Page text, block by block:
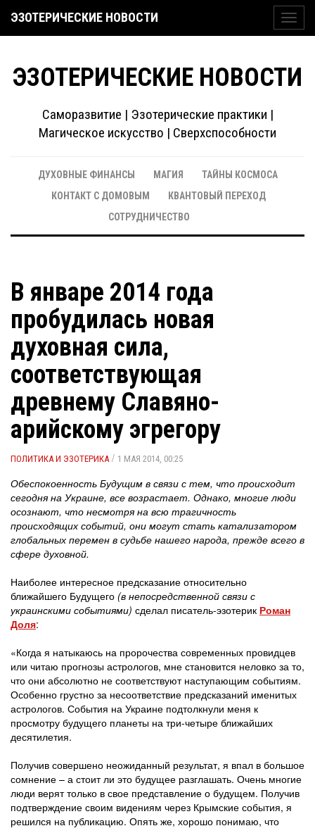
ЭЗОТЕРИЧЕСКИЕ НОВОСТИ
ЭЗОТЕРИЧЕСКИЕ НОВОСТИ
Саморазвитие | Эзотерические практики |
Магическое искусство | Сверхспособности
ДУХОВНЫЕ ФИНАНСЫ МАГИЯ
ТАЙНЫ КОСМОСА
КОНТАКТ С ДОМОВЫМ
КВАНТОВЫЙ ПЕРЕХОД
СОТРУДНИЧЕСТВО
В январе 2014 года
пробудилась новая
духовная сила,
соответствующая
древнему Славяно-
арийскому эгрегору
ПОЛИТИКА И ЭЗОТЕРИКА / 1 МАЯ 2014, 00:25
Обеспокоенность Будущим в связи с тем, что происходит
сегодня на Украине, все возрастает. Однако, многие люди
осознают, что несмотря на всю трагичность
происходящих событий, они могут стать катализатором
глобальных перемен в судьбе нашего народа, прежде всего в
сфере духовной.
Наиболее интересное предсказание относительно
ближайшего Будущего (в непосредственной связи с
украинскими событиями) сделал писатель-эзотерик Роман
Доля:
«Когда я натыкаюсь на пророчества современных провидцев
или читаю прогнозы астрологов, мне становится неловко за то,
что они абсолютно не соответствуют наступающим событиям.
Особенно грустно за несоответствие предсказаний именитых
астрологов. События на Украине подтолкнули меня к
просмотру будущего планеты на три-четыре ближайших
десятилетия.
Получив совершено неожиданный результат, я впал в большое
сомнение – а стоит ли это будущее разглашать. Очень многие
люди верят только в свое представление о будущем. Получив
подтверждение своим видениям через Крымские события, я
решился на публикацию. Опять же, хорошо понимаю, что